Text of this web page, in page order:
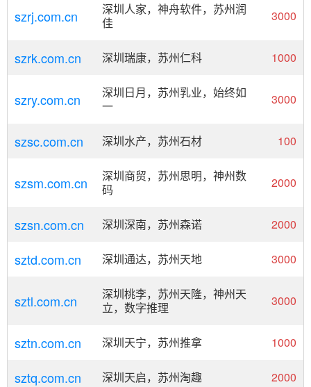
szrj.com.cn
深圳人家，神舟软件，苏州润
佳
3000
szrk.com.cn 深圳瑞康，苏州仁科 1000
szry.com.cn
深圳日月，苏州乳业，始终如
一
3000
szsc.com.cn 深圳水产，苏州石材 100
szsm.com.cn
深圳商贸，苏州思明，神州数
码
2000
szsn.com.cn 深圳深南，苏州森诺 2000
sztd.com.cn 深圳通达，苏州天地 3000
sztl.com.cn
深圳桃李，苏州天隆，神州天
立，数字推理
3000
sztn.com.cn 深圳天宁，苏州推拿 1000
sztq.com.cn 深圳天启，苏州淘趣 2000